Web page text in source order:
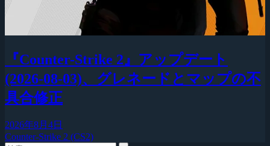
『Counter-Strike 2』アップデート
(2026-08-03)、グレネードとマップの不
具合修正
2026年8月4日
Counter-Strike 2 (CS2)